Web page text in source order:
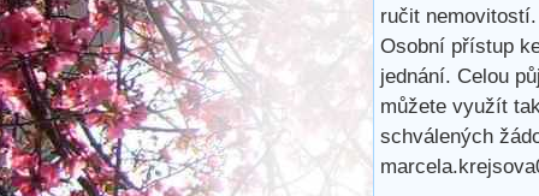
ručit
Osobní přístup
jednání. Celou
můžete využít
schválených